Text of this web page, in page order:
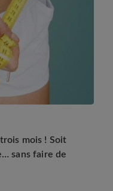
mois ! Soit
sans faire de